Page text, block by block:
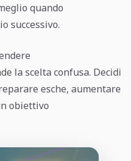
quando
successivo.
la scelta confusa. Decidi
esche, aumentare
obiettivo